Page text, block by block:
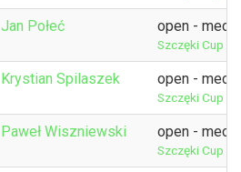
Jan Połeć open - mecz
Szczęki Cup
Krystian Spilaszek open - mecz
Szczęki Cup
Paweł Wiszniewski open - mecz
Szczęki Cup